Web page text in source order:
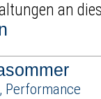
an
Performance